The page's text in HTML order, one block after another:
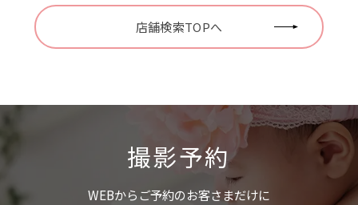
店舗検索TOPへ
撮影予約
WEBからご予約のお客さまだけに